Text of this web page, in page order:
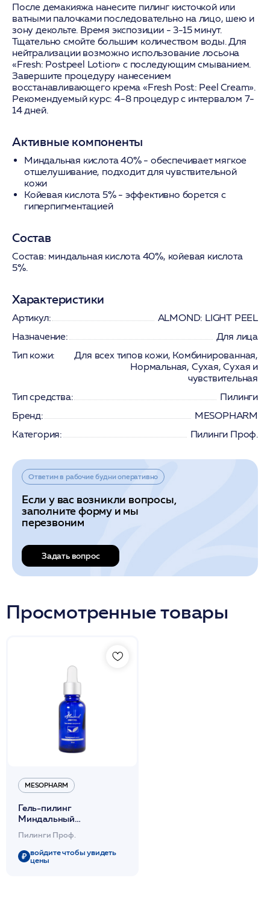
После демакияжа нанесите пилинг кисточкой или
ватными палочками последовательно на лицо, шею и
зону декольте. Время экспозиции - 3-15 минут.
Тщательно смойте большим количеством воды. Для
нейтрализации возможно использование лосьона
«Fresh: Postpeel Lotion» с последующим смыванием.
Завершите процедуру нанесением
восстанавливающего крема «Fresh Post: Peel Cream».
Рекомендуемый курс: 4-8 процедур с интервалом 7-
14 дней.
Активные компоненты
Миндальная кислота 40%- обеспечивает мягкое
отшелушивание, подходит для чувствительной
кожи
Койевая кислота 5%- эффективно борется с
гиперпигментацией
Состав
Состав: миндальная кислота 40%, койевая кислота
5%.
Характеристики
Артикул:
ALMOND: LIGHT PEEL
Назначение:
Для лица
Тип кожи:
Для всех типов кожи, Комбинированная,
Нормальная, Сухая, Сухая и
чувствительная
Тип средства:
Пилинги
Бренд:
MESOPHARM
Категория:
Пилинги Проф.
Ответим в рабочие будни оперативно
Если у вас возникли вопросы,
заполните форму и мы
перезвоним
Задать вопрос
Просмотренные товары
MESOPHARM
Гель-пилинг
Миндальный
/ALMOND: LIGHT PEEL
/MESOPHARM *
Пилинги Проф.
войдите чтобы увидеть
цены